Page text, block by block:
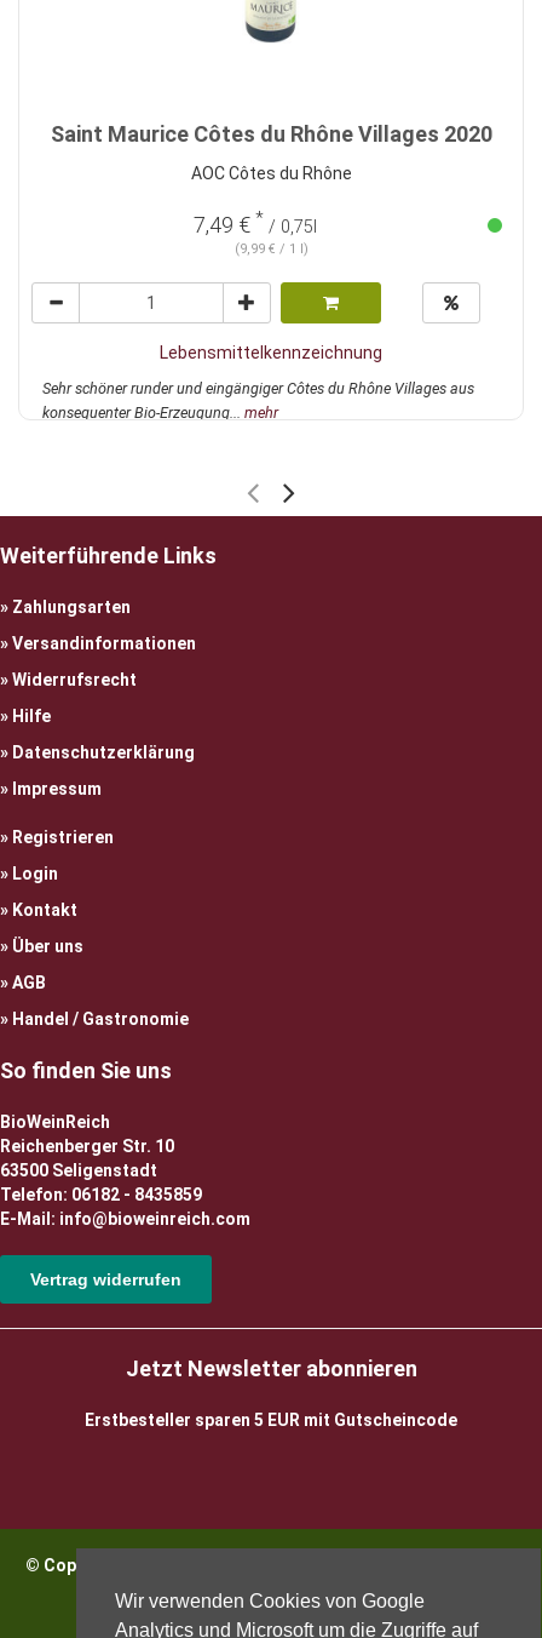
Wir verwenden Cookies von Google
Analytics und Microsoft um die Zugriffe auf
Saint Maurice Côtes du Rhône Villages 2020
AOC Côtes du Rhône
7,49 € * / 0,75l
(9,99 € / 1 l)
Lebensmittelkennzeichnung
Sehr schöner runder und eingängiger Côtes du Rhône Villages aus
konsequenter Bio-Erzeugung... mehr
Weiterführende Links
Zahlungsarten
Versandinformationen
Widerrufsrecht
Hilfe
Datenschutzerklärung
Impressum
Registrieren
Login
Kontakt
Über uns
AGB
Handel / Gastronomie
So finden Sie uns
BioWeinReich
Reichenberger Str. 10
63500 Seligenstadt
Telefon: 06182 - 8435859
E-Mail: info@bioweinreich.com
Vertrag widerrufen
Jetzt Newsletter abonnieren
Erstbesteller sparen 5 EUR mit Gutscheincode
© Copyright 2026 BioWeinReich. Alle Rechte vorbehalten |
Impressum